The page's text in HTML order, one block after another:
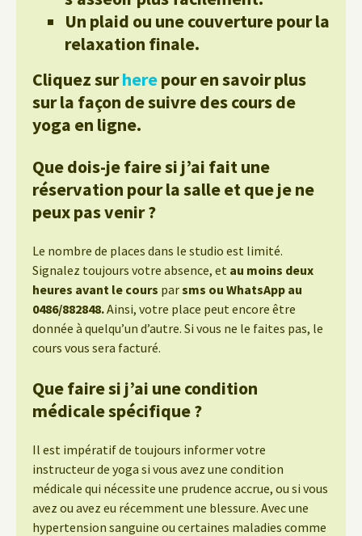
Un plaid ou une couverture pour la
relaxation finale.
Cliquez surherepour en savoir plus
sur la façon de suivre des cours de
yoga en ligne.
Que dois-je faire si j’ai fait une
réservation pour la salle et que je ne
peux pas venir ?
Le nombre de places dans le studio est limité.
Signalez toujours votre absence, et au moins deux
heures avant le cours parsms ou WhatsApp au
0486/882848.Ainsi, votre place peut encore être
donnée à quelqu’un d’autre. Si vous ne le faites pas, le
cours vous sera facturé.
Que faire si j’ai une condition
médicale spécifique ?
Il est impératif de toujours informer votre
instructeur de yoga si vous avez une condition
médicale qui nécessite une prudence accrue, ou si vous
avez ou avez eu récemment une blessure. Avec une
hypertension sanguine ou certaines maladies comme